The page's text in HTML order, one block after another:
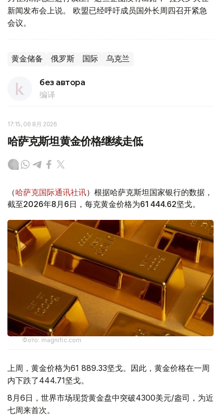
新闻发布会上说。 欧盟已经呼吁成员国外长周四召开紧急
会议。
黄金储备 俄罗斯 国际 乌克兰
без автора
编译
17:15, 06 8月 2026
哈萨克斯坦黄金价格继续走低
（哈萨克国际通讯社讯）根据哈萨克斯坦国家银行的数据，
截至2026年8月6日，每克黄金价格为61 444.62坚戈。
Фото: magnific.com
上周，黄金价格为61 889.33坚戈。因此，黄金价格在一周
内下跌了444.71坚戈。
8月6日，世界市场现货黄金盘中突破4300美元/盎司，为近
七周来首次。